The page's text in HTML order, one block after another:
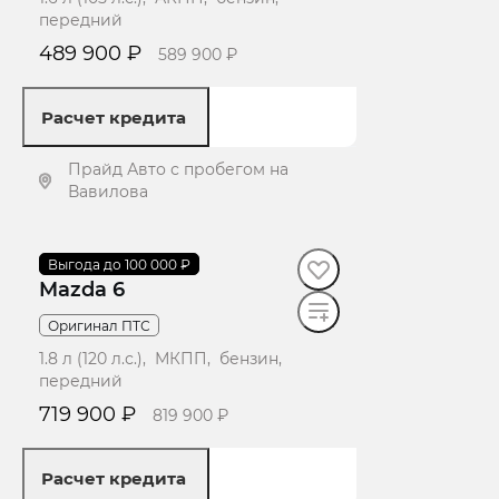
передний
489 900 ₽ 589 900 ₽
Расчет кредита
Прайд Авто с пробегом на
Вавилова
Выгода до 100 000 ₽
2011·213 000 км
Mazda 6
Оригинал ПТС
1.8 л (120 л.с.), МКПП, бензин,
передний
719 900 ₽ 819 900 ₽
Расчет кредита